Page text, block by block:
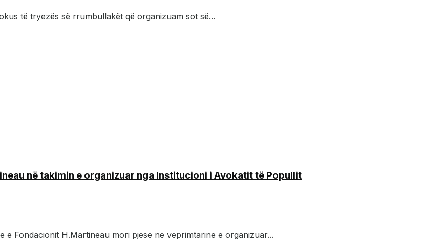
të tryezës së rrumbullakët që organizuam sot së...
në takimin e organizuar nga Institucioni i Avokatit të Popullit
Fondacionit H.Martineau mori pjese ne veprimtarine e organizuar...